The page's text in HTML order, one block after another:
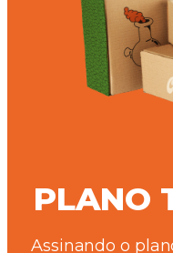
PLANO
Assinando o